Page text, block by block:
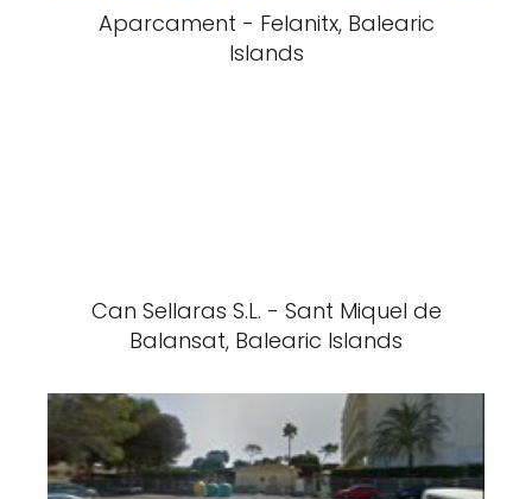
Aparcament - Felanitx, Balearic
Islands
Can Sellaras S.L. - Sant Miquel de
Balansat, Balearic Islands